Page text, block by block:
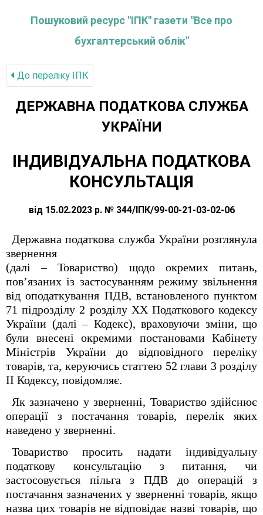
Пошуковий ресурс "ІПК" газети "Все про
бухгалтерський облік"
До переліку IПК
ДЕРЖАВНА ПОДАТКОВА СЛУЖБА
УКРАЇНИ
ІНДИВІДУАЛЬНА ПОДАТКОВА
КОНСУЛЬТАЦІЯ
від 15.02.2023 р. № 344/ІПК/99-00-21-03-02-06
Державна податкова служба України розглянула
звернення
(далі – Товариство) щодо окремих питань,
пов’язаних із застосуванням режиму звільнення
від оподаткування ПДВ, встановленого пунктом
71 підрозділу 2 розділу ХХ Податкового кодексу
України (далі – Кодекс), враховуючи зміни, що
були внесені окремими постановами Кабінету
Міністрів України до відповідного переліку
товарів, та, керуючись статтею 52 глави 3 розділу
ІІ Кодексу, повідомляє.
Як зазначено у зверненні, Товариство здійснює
операції з постачання товарів, перелік яких
наведено у зверненні.
Товариство просить надати індивідуальну
податкову консультацію з питання, чи
застосовується пільга з ПДВ до операцій з
постачання зазначених у зверненні товарів, якщо
назва цих товарів не відповідає назві товарів, що